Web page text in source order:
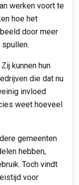
werken voort te
hoe het
door meer
spullen.
kunnen hun
die dat nu
invloed
weet hoeveel
gemeenten
hebben,
Toch vindt
voor